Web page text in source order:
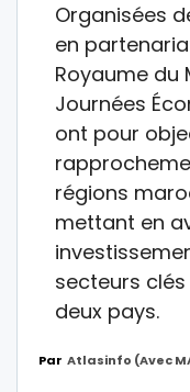
Organisées
en
Royaume du
Journées
ont pour
régions
mettant en
secteurs
deux pays.
Par Atlasinfo (avec